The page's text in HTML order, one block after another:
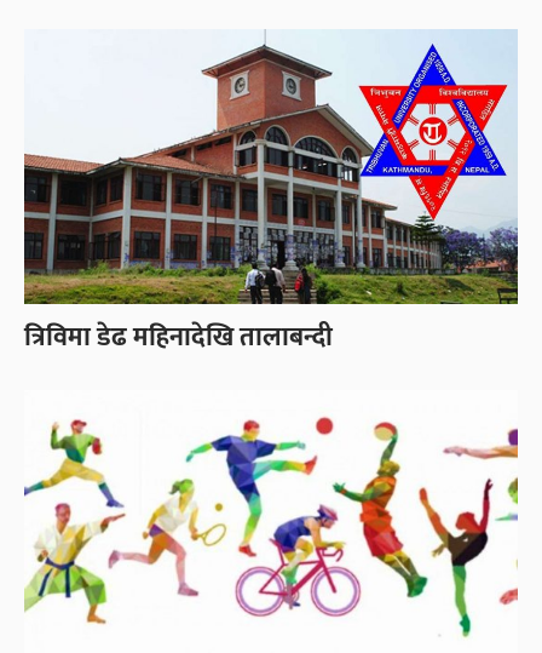
त्रिविमा डेढ महिनादेखि तालाबन्दी